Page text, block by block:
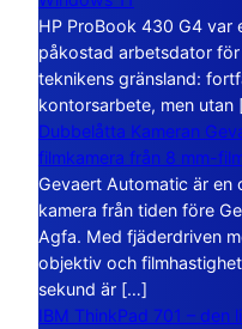
HP ProBook 430 G4 var
påkostad arbetsdator
teknikens gränsland:
kontorsarbete, men utan
Dubbelåtta Kameran
filmkamera från 8 mm-
Gevaert Automatic är
kamera från tiden före
Agfa. Med fjäderdriven
objektiv och
sekund är […]
IBM ThinkPad 701 – den